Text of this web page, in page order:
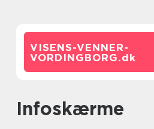
VISENS-VENNER-
VORDINGBORG.dk
infoskærme